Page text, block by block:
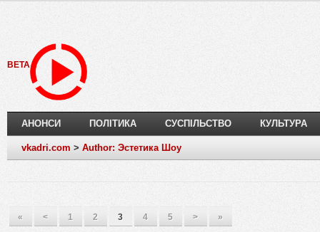
BETA
АНОНСИ ПОЛІТИКА СУСПІЛЬСТВО КУЛЬТУРА
vkadri.com > Author: Эстетика Шоу
« < 1 2 3 4 5 > »